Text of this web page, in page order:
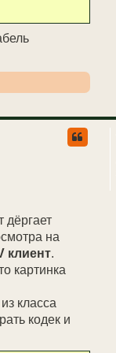
дёргает
на
клиент.
картинка
класса
кодек и